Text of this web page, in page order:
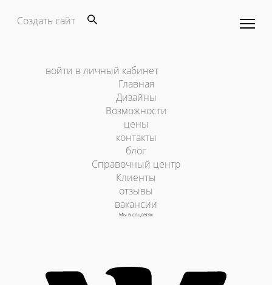
Создать сайт
войти в личный кабинет
Главная
Дизайны
Возможности
цены
контакты
блог
Справочный центр
Клиенты
отзывы
вакансии
Мы в соцсетях